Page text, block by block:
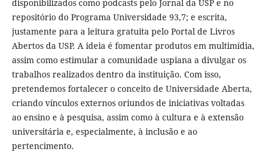
disponibilizados como podcasts pelo Jornal da USP e no
repositório do Programa Universidade 93,7; e escrita,
justamente para a leitura gratuita pelo Portal de Livros
Abertos da USP. A ideia é fomentar produtos em multimídia,
assim como estimular a comunidade uspiana a divulgar os
trabalhos realizados dentro da instituição. Com isso,
pretendemos fortalecer o conceito de Universidade Aberta,
criando vínculos externos oriundos de iniciativas voltadas
ao ensino e à pesquisa, assim como à cultura e à extensão
universitária e, especialmente, à inclusão e ao
pertencimento.